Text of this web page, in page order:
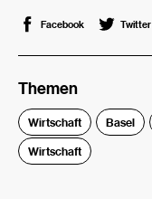
Facebook Twitter
Themen
Wirtschaft Basel
Wirtschaft